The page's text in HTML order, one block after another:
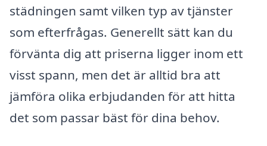
städningen samt vilken typ av tjänster
som efterfrågas. Generellt sätt kan du
förvänta dig att priserna ligger inom ett
visst spann, men det är alltid bra att
jämföra olika erbjudanden för att hitta
det som passar bäst för dina behov.